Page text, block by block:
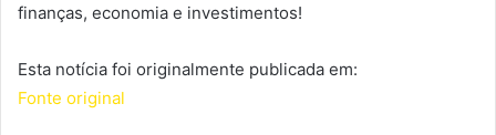
finanças, economia e investimentos!
Esta notícia foi originalmente publicada em:
Fonte original